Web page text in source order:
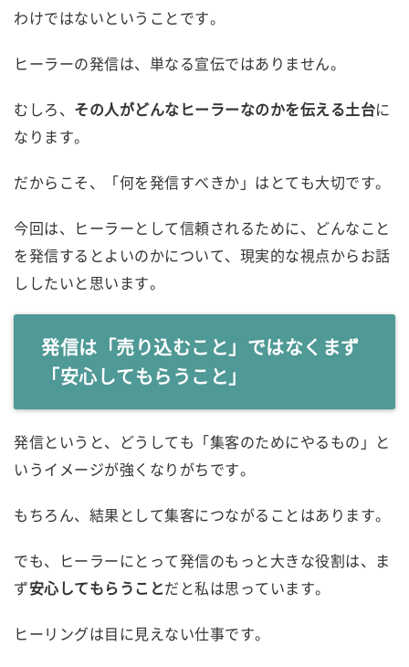
わけではないということです。
ヒーラーの発信は、単なる宣伝ではありません。
むしろ、 その人がどんなヒーラーなのかを伝える土台に
なります。
だからこそ、「何を発信すべきか」はとても大切です。
今回は、ヒーラーとして信頼されるために、どんなこと
を発信するとよいのかについて、現実的な視点からお話
ししたいと思います。
発信は「売り込むこと」ではなくまず
「安心してもらうこと」
発信というと、どうしても「集客のためにやるもの」と
いうイメージが強くなりがちです。
もちろん、結果として集客につながることはあります。
でも、ヒーラーにとって発信のもっと大きな役割は、ま
ず安心してもらうことだと私は思っています。
ヒーリングは目に見えない仕事です。